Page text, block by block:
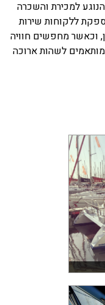
למכירת והשכרה
ללקוחות שירות
וכאשר מחפשים חוויה
לשהות ארוכה